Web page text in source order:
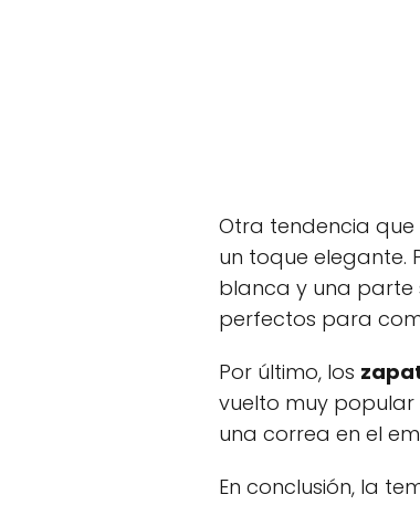
Otra tendencia que
un toque elegante.
blanca y una parte
perfectos para
Por último, los
vuelto muy popular
una correa en el
En conclusión, la